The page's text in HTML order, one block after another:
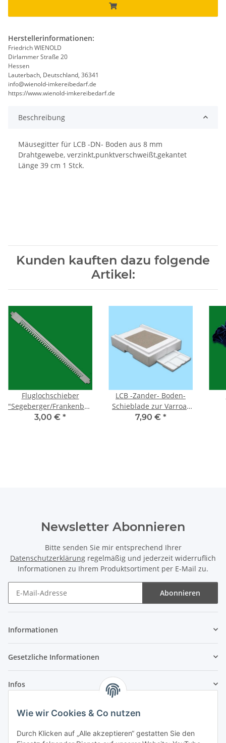
Wie wir Cookies & Co nutzen
Durch Klicken auf „Alle akzeptieren“ gestatten Sie den
Herstellerinformationen:
Friedrich WIENOLD
Dirlammer Straße 20
Hessen
Lauterbach, Deutschland, 36341
info@wienold-imkereibedarf.de
https://www.wienold-imkereibedarf.de
Beschreibung
Mäusegitter für LCB -DN- Boden aus 8 mm
Drahtgewebe, verzinkt,punktverschweißt,gekantet
Länge 39 cm 1 Stck.
Kunden kauften dazu folgende
Artikel:
Fluglochschieber
"Segeberger/Frankenbeute",
Edelstahl
3,00 € *
LCB -Zander- Boden-
Schieblade zur Varroa-
Kontrolle, Hart-
7,90 € *
Newsletter Abonnieren
Bitte senden Sie mir entsprechend Ihrer
Datenschutzerklärung regelmäßig und jederzeit widerruflich
Informationen zu Ihrem Produktsortiment per E-Mail zu.
Abonnieren
Informationen
Gesetzliche Informationen
Infos
Laden - Öffnungszeiten: